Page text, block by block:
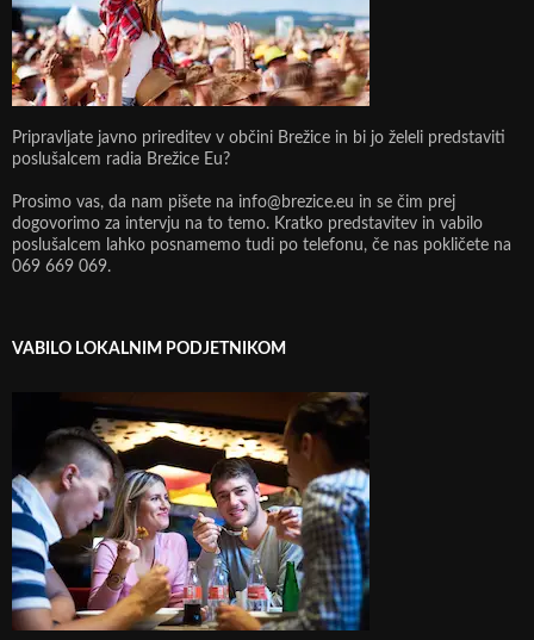
Pripravljate javno prireditev v občini Brežice in bi jo želeli predstaviti
poslušalcem radia Brežice Eu?
Prosimo vas, da nam pišete na info@brezice.eu in se čim prej
dogovorimo za intervju na to temo. Kratko predstavitev in vabilo
poslušalcem lahko posnamemo tudi po telefonu, če nas pokličete na
069 669 069.
VABILO LOKALNIM PODJETNIKOM